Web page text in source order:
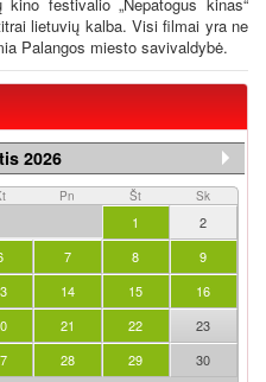
lietuvių kalba. Visi filmai yra ne
Palangos miesto savivaldybė.
2026
Pn Št Sk
1
2
7 8
9
14 15
16
21 22
23
28 29
30